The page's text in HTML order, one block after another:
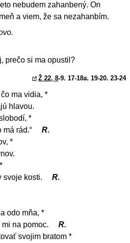
nebudem zahanbený. On
a viem, že sa nezahanbím.
prečo si ma opustil?
Ž 22, 8-9. 17-18a. 19-20. 23-24
ma vidia, *
hlavou.
*
rád.“
R.
*
svoje kosti.
R.
odo mňa, *
na pomoc.
R.
svojim bratom *